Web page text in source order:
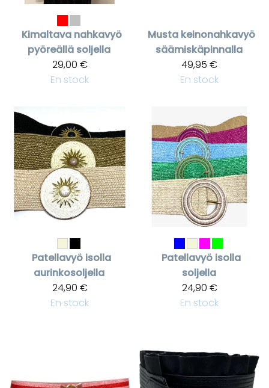
Kimaltava nahkavyö
pyöreällä soljella
29,00 €
En stock
Musta keinonahkavyö
säämiskäpinnalla
49,95 €
En stock
Patellavyö isolla
aurinkosoljella
24,90 €
En stock
Patellavyö isolla
soljella
24,90 €
En stock